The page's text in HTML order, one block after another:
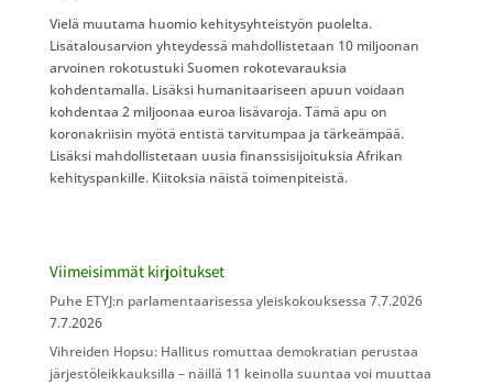
Vielä muutama huomio kehitysyhteistyön puolelta.
Lisätalousarvion yhteydessä mahdollistetaan 10 miljoonan
arvoinen rokotustuki Suomen rokotevarauksia
kohdentamalla. Lisäksi humanitaariseen apuun voidaan
kohdentaa 2 miljoonaa euroa lisävaroja. Tämä apu on
koronakriisin myötä entistä tarvitumpaa ja tärkeämpää.
Lisäksi mahdollistetaan uusia finanssisijoituksia Afrikan
kehityspankille. Kiitoksia näistä toimenpiteistä.
Viimeisimmät kirjoitukset
Puhe ETYJ:n parlamentaarisessa yleiskokouksessa 7.7.2026
7.7.2026
Vihreiden Hopsu: Hallitus romuttaa demokratian perustaa
järjestöleikkauksilla – näillä 11 keinolla suuntaa voi muuttaa